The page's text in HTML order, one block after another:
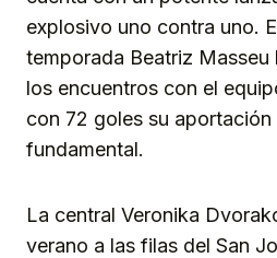
explosivo uno contra uno.
temporada Beatriz
los encuentros con el
con 72 goles su
fundamental.
La central Veronika
verano a las filas del San